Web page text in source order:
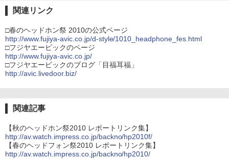
関連リンク
□春のヘッドホン祭 2010の公式ページ
http://www.fujiya-avic.co.jp/d-style/1010_headphone_fes.html
□フジヤエービックのページ
http://www.fujiya-avic.co.jp/
□フジヤエービックのブログ「目福耳福」
http://avic.livedoor.biz/
関連記事
【秋のヘッドホン祭2010 レポートリンク集】
http://av.watch.impress.co.jp/backno/hp2010f/
【春のヘッドフォン祭2010 レポートリンク集】
http://av.watch.impress.co.jp/backno/hp2010/